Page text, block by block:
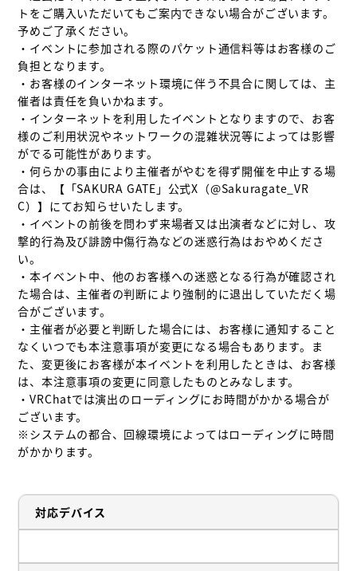
トをご購入いただいてもご案内できない場合がございます。
予めご了承ください。
・イベントに参加される際のパケット通信料等はお客様のご
負担となります。
・お客様のインターネット環境に伴う不具合に関しては、主
催者は責任を負いかねます。
・インターネットを利用したイベントとなりますので、お客
様のご利用状況やネットワークの混雑状況等によっては影響
がでる可能性があります。
・何らかの事由により主催者がやむを得ず開催を中止する場
合は、【「SAKURA GATE」公式X（@Sakuragate_VR
C）】にてお知らせいたします。
・イベントの前後を問わず来場者又は出演者などに対し、攻
撃的行為及び誹謗中傷行為などの迷惑行為はおやめくださ
い。
・本イベント中、他のお客様への迷惑となる行為が確認され
た場合は、主催者の判断により強制的に退出していただく場
合がございます。
・主催者が必要と判断した場合には、お客様に通知すること
なくいつでも本注意事項が変更になる場合もあります。ま
た、変更後にお客様が本イベントを利用したときは、お客様
は、本注意事項の変更に同意したものとみなします。
・VRChatでは演出のローディングにお時間がかかる場合が
ございます。
※システムの都合、回線環境によってはローディングに時間
がかかります。
対応デバイス